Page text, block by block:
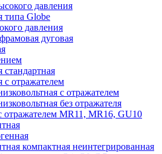
давления
типа Globe
давления
дуговая
с отражателем
с отражателем
без отражателя
отражателем MR11, MR16, GU10
компактная неинтегрированная